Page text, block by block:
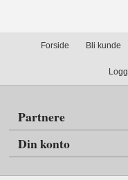
Forside Bli kunde
Partnere
Din konto